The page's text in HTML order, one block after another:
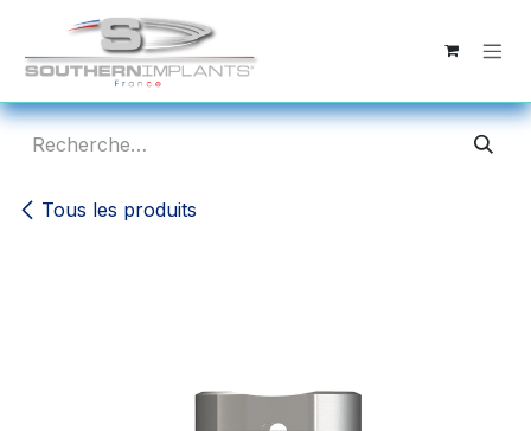
Se rendre au contenu
Tous les produits